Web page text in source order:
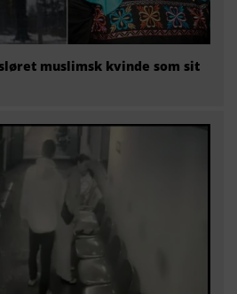
muslimsk kvinde som sit